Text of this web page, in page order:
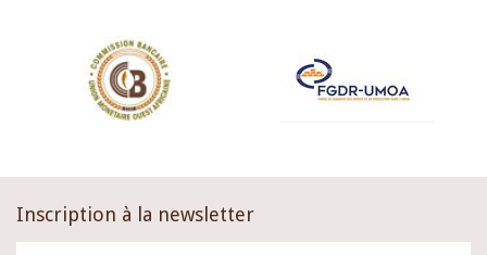
Inscription à la newsletter